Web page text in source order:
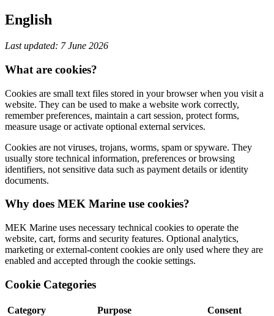
English
Last updated: 7 June 2026
What are cookies?
Cookies are small text files stored in your browser when you visit a
website. They can be used to make a website work correctly,
remember preferences, maintain a cart session, protect forms,
measure usage or activate optional external services.
Cookies are not viruses, trojans, worms, spam or spyware. They
usually store technical information, preferences or browsing
identifiers, not sensitive data such as payment details or identity
documents.
Why does MEK Marine use cookies?
MEK Marine uses necessary technical cookies to operate the
website, cart, forms and security features. Optional analytics,
marketing or external-content cookies are only used where they are
enabled and accepted through the cookie settings.
Cookie Categories
Category Purpose
Consent